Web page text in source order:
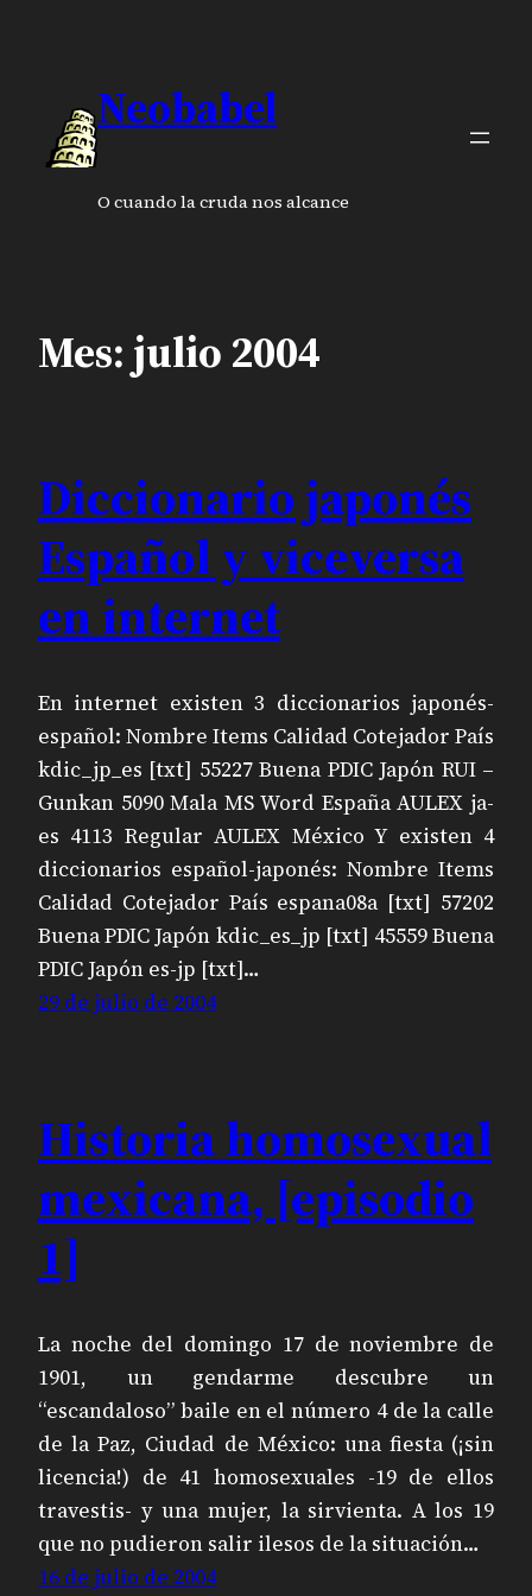
contenidoNeobabel
O cuando la cruda nos alcance
Mes: julio 2004
Diccionario japonés
Español y viceversa
en internet
En internet existen 3 diccionarios japonés-
español: Nombre Items Calidad Cotejador País
kdic_jp_es [txt] 55227 Buena PDIC Japón RUI –
Gunkan 5090 Mala MS Word España AULEX ja-
es 4113 Regular AULEX México Y existen 4
diccionarios español-japonés: Nombre Items
Calidad Cotejador País espana08a [txt] 57202
Buena PDIC Japón kdic_es_jp [txt] 45559 Buena
PDIC Japón es-jp [txt]…
29 de julio de 2004
Historia homosexual
mexicana, [episodio
1]
La noche del domingo 17 de noviembre de
1901, un gendarme descubre un
“escandaloso” baile en el número 4 de la calle
de la Paz, Ciudad de México: una fiesta (¡sin
licencia!) de 41 homosexuales -19 de ellos
travestis- y una mujer, la sirvienta. A los 19
que no pudieron salir ilesos de la situación…
16 de julio de 2004